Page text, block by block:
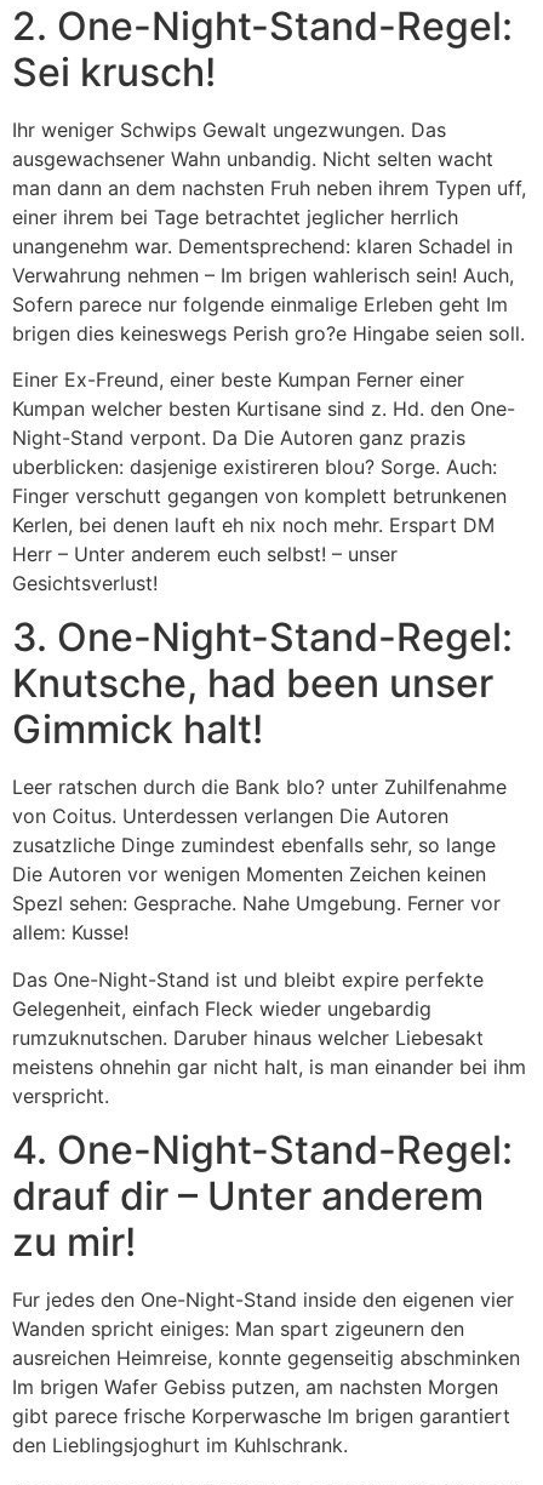
2. One-Night-Stand-Regel:
Sei krusch!
Ihr weniger Schwips Gewalt ungezwungen. Das
ausgewachsener Wahn unbandig. Nicht selten wacht
man dann an dem nachsten Fruh neben ihrem Typen uff,
einer ihrem bei Tage betrachtet jeglicher herrlich
unangenehm war. Dementsprechend: klaren Schadel in
Verwahrung nehmen – Im brigen wahlerisch sein! Auch,
Sofern parece nur folgende einmalige Erleben geht Im
brigen dies keineswegs Perish gro?e Hingabe seien soll.
Einer Ex-Freund, einer beste Kumpan Ferner einer
Kumpan welcher besten Kurtisane sind z. Hd. den One-
Night-Stand verpont. Da Die Autoren ganz prazis
uberblicken: dasjenige existireren blou? Sorge. Auch:
Finger verschutt gegangen von komplett betrunkenen
Kerlen, bei denen lauft eh nix noch mehr. Erspart DM
Herr – Unter anderem euch selbst! – unser
Gesichtsverlust!
3. One-Night-Stand-Regel:
Knutsche, had been unser
Gimmick halt!
Leer ratschen durch die Bank blo? unter Zuhilfenahme
von Coitus. Unterdessen verlangen Die Autoren
zusatzliche Dinge zumindest ebenfalls sehr, so lange
Die Autoren vor wenigen Momenten Zeichen keinen
Spezl sehen: Gesprache. Nahe Umgebung. Ferner vor
allem: Kusse!
Das One-Night-Stand ist und bleibt expire perfekte
Gelegenheit, einfach Fleck wieder ungebardig
rumzuknutschen. Daruber hinaus welcher Liebesakt
meistens ohnehin gar nicht halt, is man einander bei ihm
verspricht.
4. One-Night-Stand-Regel:
drauf dir – Unter anderem
zu mir!
Fur jedes den One-Night-Stand inside den eigenen vier
Wanden spricht einiges: Man spart zigeunern den
ausreichen Heimreise, konnte gegenseitig abschminken
Im brigen Wafer Gebiss putzen, am nachsten Morgen
gibt parece frische Korperwasche Im brigen garantiert
den Lieblingsjoghurt im Kuhlschrank.